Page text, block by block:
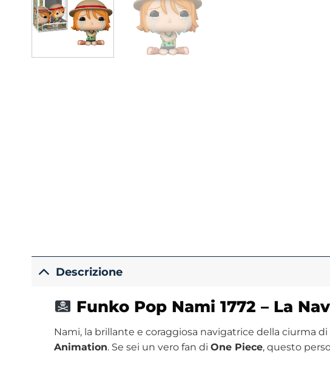
Descrizione
Funko Pop Nami 1772 – La
Nami, la brillante e coraggiosa navigatrice della ciurma
Animation. Se sei un vero fan di One Piece, questo